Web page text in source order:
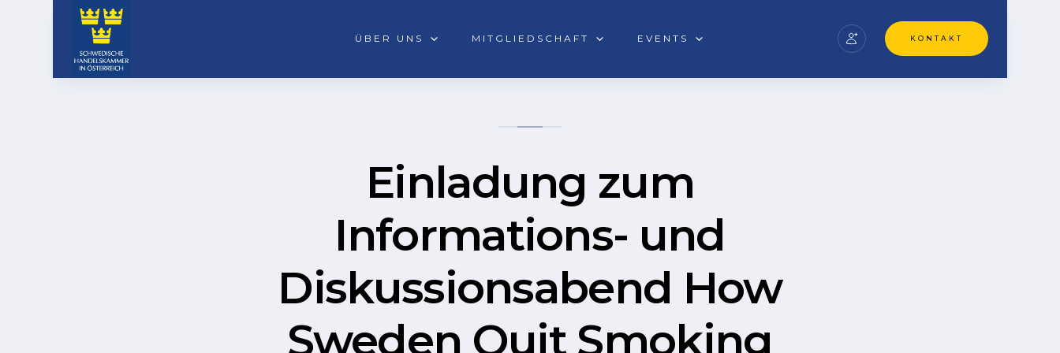
ÜBER UNS MITGLIEDSCHAFT EVENTS KONTAKT
Einladung zum
Informations- und
Diskussionsabend How
Sweden Quit Smoking